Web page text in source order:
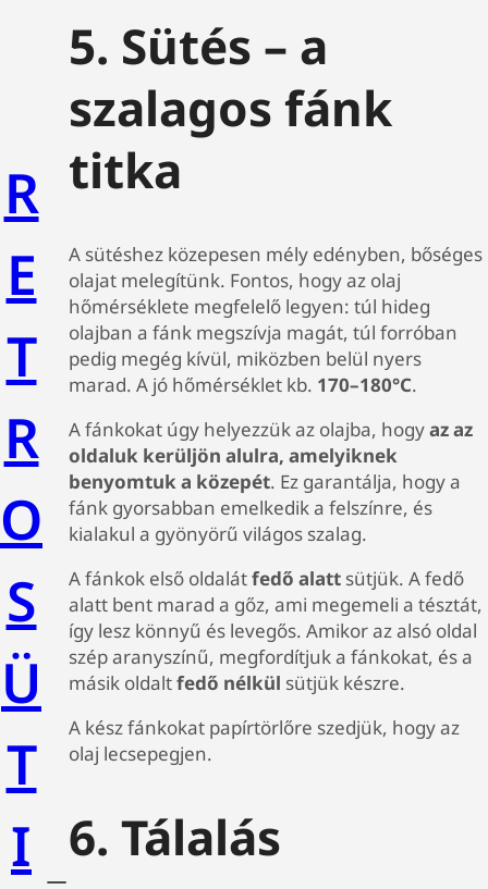
R
E
T
R
O
S
Ü
T
I
5. Sütés – a
szalagos fánk
titka
A sütéshez közepesen mély edényben, bőséges
olajat melegítünk. Fontos, hogy az olaj
hőmérséklete megfelelő legyen: túl hideg
olajban a fánk megszívja magát, túl forróban
pedig megég kívül, miközben belül nyers
marad. A jó hőmérséklet kb. 170–180°C.
A fánkokat úgy helyezzük az olajba, hogyaz az
oldaluk kerüljön alulra, amelyiknek
benyomtuk a közepét. Ez garantálja, hogy a
fánk gyorsabban emelkedik a felszínre, és
kialakul a gyönyörű világos szalag.
A fánkok első oldalátfedő alatt sütjük. A fedő
alatt bent marad a gőz, ami megemeli a tésztát,
így lesz könnyű és levegős. Amikor az alsó oldal
szép aranyszínű, megfordítjuk a fánkokat, és a
másik oldaltfedő nélkül sütjük készre.
A kész fánkokat papírtörlőre szedjük, hogy az
olaj lecsepegjen.
6. Tálalás